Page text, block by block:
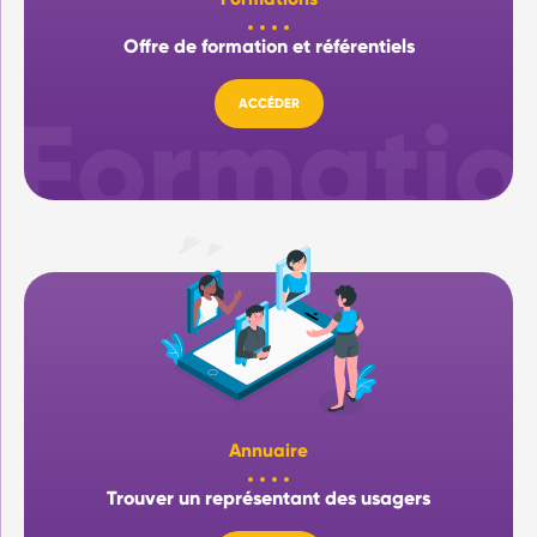
Offre de formation et référentiels
ACCÉDER
Annuaire
Trouver un représentant des usagers